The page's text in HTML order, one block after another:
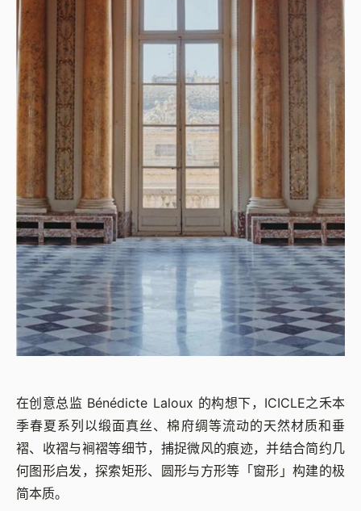
在创意总监 Bénédicte Laloux 的构想下，ICICLE之禾本
季春夏系列以缎面真丝、棉府绸等流动的天然材质和垂
褶、收褶与裥褶等细节，捕捉微风的痕迹，并结合简约几
何图形启发，探索矩形、圆形与方形等「窗形」构建的极
简本质。